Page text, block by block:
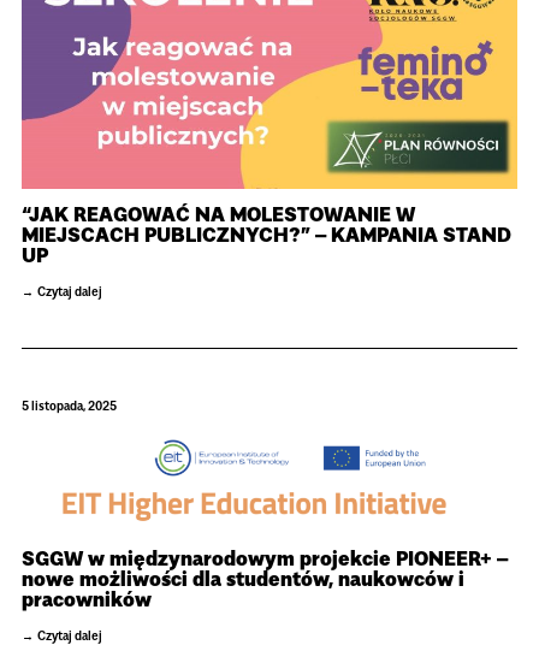
“JAK REAGOWAĆ NA MOLESTOWANIE W
MIEJSCACH PUBLICZNYCH?” – KAMPANIA STAND
UP
Czytaj dalej
5 listopada, 2025
SGGW w międzynarodowym projekcie PIONEER+ –
nowe możliwości dla studentów, naukowców i
pracowników
Czytaj dalej